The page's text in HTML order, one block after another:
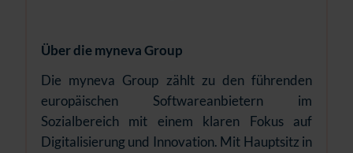
Über die myneva Group
Die myneva Group zählt zu den führenden
europäischen Softwareanbietern im
Sozialbereich mit einem klaren Fokus auf
Digitalisierung und Innovation. Mit Hauptsitz in